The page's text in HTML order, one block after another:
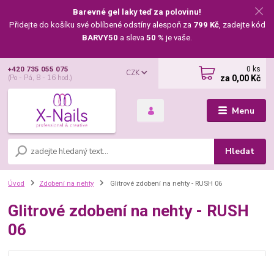
Barevné gel laky teď za polovinu!
Přidejte do košíku své oblíbené odstíny alespoň za 799 Kč, zadejte kód
BARVY50 a sleva 50 % je vaše.
Menu
CZK
Hledat
+420 735 055 075
(Po - Pá, 8 - 16 hod.)
0 ks
za 0,00 Kč
Úvod Zdobení na nehty Glitrové zdobení na nehty - RUSH 06
Glitrové zdobení na nehty - RUSH
06